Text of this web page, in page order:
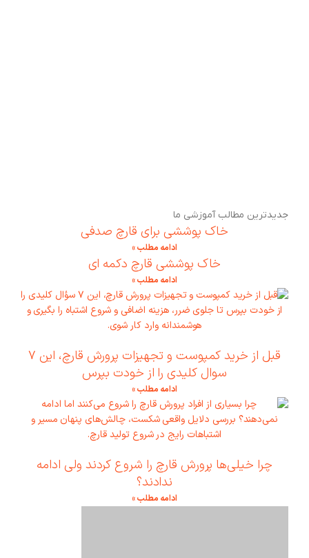
جدیدترین مطالب آموزشی ما
خاک پوششی برای قارچ صدفی
ادامه مطلب »
خاک پوششی قارچ دکمه ای
ادامه مطلب »
قبل از خرید کمپوست و تجهیزات پرورش قارچ، این ۷
سوال کلیدی را از خودت بپرس
ادامه مطلب »
چرا خیلی‌ها پرورش قارچ را شروع کردند ولی ادامه
ندادند؟
ادامه مطلب »